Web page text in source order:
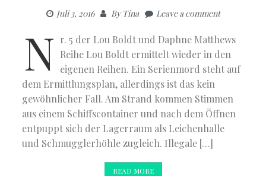
Juli 3, 2016 ByTina Leave a comment
N r. 5 der Lou Boldt und Daphne Matthews
Reihe Lou Boldt ermittelt wieder in den
eigenen Reihen. Ein Serienmord steht auf
dem Ermittlungsplan, allerdings ist das kein
gewöhnlicher Fall. Am Strand kommen Stimmen
aus einem Schiffscontainer und nach dem Öffnen
entpuppt sich der Lagerraum als Leichenhalle
und Schmugglerhöhle zugleich. Illegale […]
READ MORE